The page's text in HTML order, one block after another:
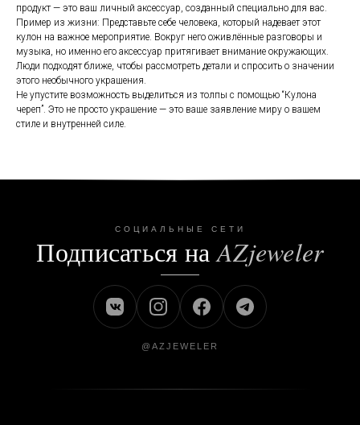
продукт — это ваш личный аксессуар, созданный специально для вас.
Пример из жизни: Представьте себе человека, который надевает этот
кулон на важное мероприятие. Вокруг него оживлённые разговоры и
музыка, но именно его аксессуар притягивает внимание окружающих.
Люди подходят ближе, чтобы рассмотреть детали и спросить о значении
этого необычного украшения.
Не упустите возможность выделиться из толпы с помощью “Кулона
череп”. Это не просто украшение — это ваше заявление миру о вашем
стиле и внутренней силе.
СОЦИАЛЬНЫЕ СЕТИ
Подписаться наAZjeweler
@AZJEWELER